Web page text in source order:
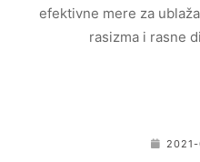
efektivne mere za
rasizma i rasne